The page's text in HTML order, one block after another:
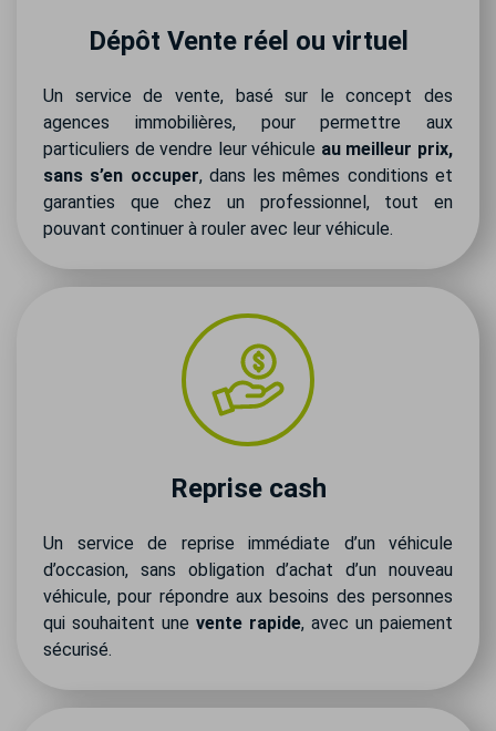
Dépôt Vente réel ou virtuel
Un service de vente, basé sur le concept des
agences immobilières, pour permettre aux
particuliers de vendre leur véhicule au meilleur prix,
sans s’en occuper, dans les mêmes conditions et
garanties que chez un professionnel, tout en
pouvant continuer à rouler avec leur véhicule.
Reprise cash
Un service de reprise immédiate d’un véhicule
d’occasion, sans obligation d’achat d’un nouveau
véhicule, pour répondre aux besoins des personnes
qui souhaitent une vente rapide, avec un paiement
sécurisé.